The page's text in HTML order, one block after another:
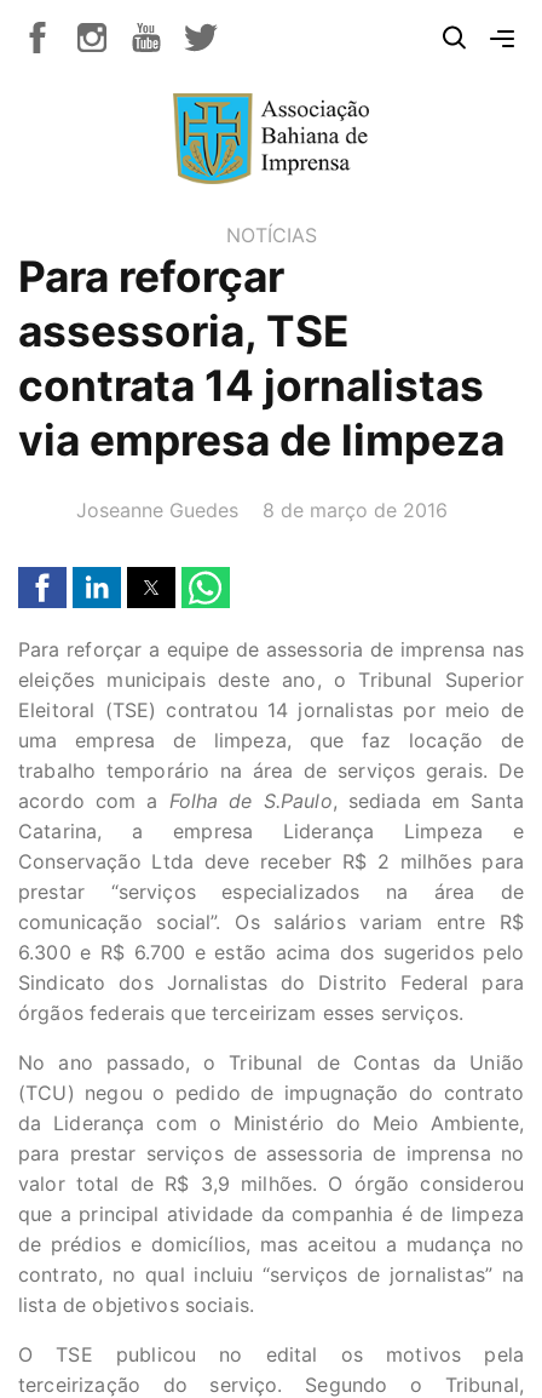
NOTÍCIAS
Para reforçar
assessoria, TSE
contrata 14 jornalistas
via empresa de limpeza
AUTOR(A):
Joseanne Guedes DATA:
8 de março de 2016
Para reforçar a equipe de assessoria de imprensa nas
eleições municipais deste ano, o Tribunal Superior
Eleitoral (TSE) contratou 14 jornalistas por meio de
uma empresa de limpeza, que faz locação de
trabalho temporário na área de serviços gerais. De
acordo com a Folha de S.Paulo, sediada em Santa
Catarina, a empresa Liderança Limpeza e
Conservação Ltda deve receber R$ 2 milhões para
prestar “serviços especializados na área de
comunicação social”. Os salários variam entre R$
6.300 e R$ 6.700 e estão acima dos sugeridos pelo
Sindicato dos Jornalistas do Distrito Federal para
órgãos federais que terceirizam esses serviços.
No ano passado, o Tribunal de Contas da União
(TCU) negou o pedido de impugnação do contrato
da Liderança com o Ministério do Meio Ambiente,
para prestar serviços de assessoria de imprensa no
valor total de R$ 3,9 milhões. O órgão considerou
que a principal atividade da companhia é de limpeza
de prédios e domicílios, mas aceitou a mudança no
contrato, no qual incluiu “serviços de jornalistas” na
lista de objetivos sociais.
O TSE publicou no edital os motivos pela
terceirização do serviço. Segundo o Tribunal,